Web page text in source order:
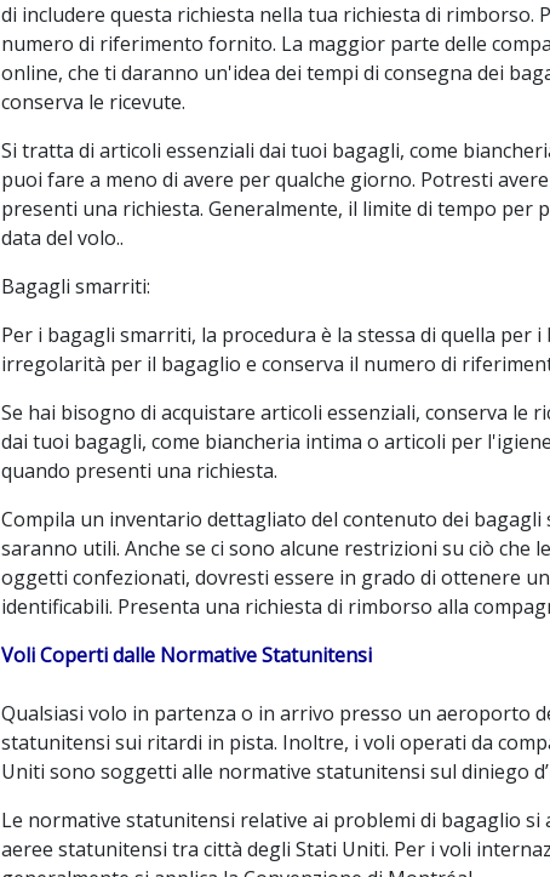
di includere questa richiesta nella tua richiesta di
numero di riferimento fornito. La maggior parte delle
online, che ti daranno un'idea dei tempi di consegna dei
conserva le ricevute.
Si tratta di articoli essenziali dai tuoi bagagli, come
puoi fare a meno di avere per qualche giorno. Potresti
presenti una richiesta. Generalmente, il limite di tempo per
data del volo..
Bagagli smarriti:
Per i bagagli smarriti, la procedura è la stessa di quella
irregolarità per il bagaglio e conserva il numero di
Se hai bisogno di acquistare articoli essenziali, conserva le
dai tuoi bagagli, come biancheria intima o articoli per
quando presenti una richiesta.
Compila un inventario dettagliato del contenuto dei
saranno utili. Anche se ci sono alcune restrizioni su ciò che
oggetti confezionati, dovresti essere in grado di ottenere
identificabili. Presenta una richiesta di rimborso alla
Voli Coperti dalle Normative Statunitensi
Qualsiasi volo in partenza o in arrivo presso un aeroporto
statunitensi sui ritardi in pista. Inoltre, i voli operati da
Uniti sono soggetti alle normative statunitensi sul diniego
Le normative statunitensi relative ai problemi di bagaglio
aeree statunitensi tra città degli Stati Uniti. Per i voli